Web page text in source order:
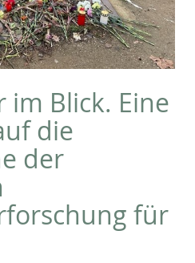
Blick. Eine
die
der
für